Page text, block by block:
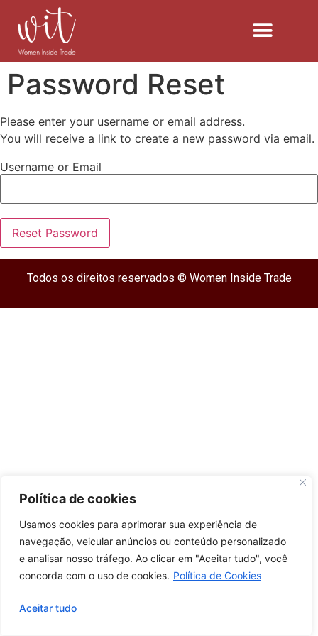
Política de cookies
Usamos cookies para aprimorar sua experiência de
navegação, veicular anúncios ou conteúdo personalizado
e analisar nosso tráfego. Ao clicar em "Aceitar tudo", você
concorda com o uso de cookies. Política de Cookies
Aceitar tudo
Password Reset
Please enter your username or email address.
You will receive a link to create a new password via email.
Username or Email
Todos os direitos reservados © Women Inside Trade